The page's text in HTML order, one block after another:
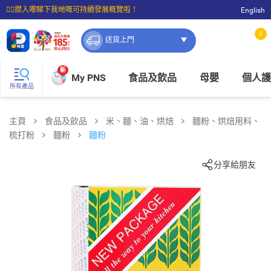
☝🏼㩒入嚟睇下我哋嘅可持續發展概覽啦！
⭐購物滿$399即享免費送貨；滿$100即可免費店取。
English
送貨上門
0
所有產品
新
My PNS 食品及飲品 母嬰 個人
主頁 食品及飲品 米、麵、油、烘焙
麵粉、烘焙用料、
梳打粉
麵粉 麵粉
分享給朋友